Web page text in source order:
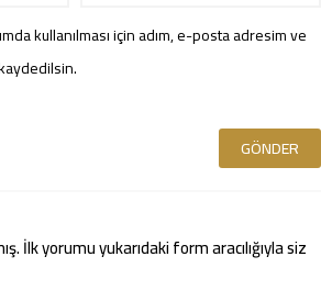
kullanılması için adım, e-posta adresim ve
İlk yorumu yukarıdaki form aracılığıyla siz